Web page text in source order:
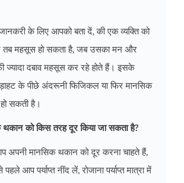
के लिए आपको बता दें, की एक व्यक्ति को
तब महसूस हो सकता है, जब उसका मन और
ज्यादा दबाव महसूस कर रहे होते हैं। इसके
के पीछे अंदरूनी फिजिकल या फिर मानसिक
सकती है।
थकान को किस तरह दूर किया जा सकता है?
मानसिक थकान को दूर करना चाहते हैं,
आप पर्याप्त नींद लें, रोजाना पर्याप्त मात्रा में